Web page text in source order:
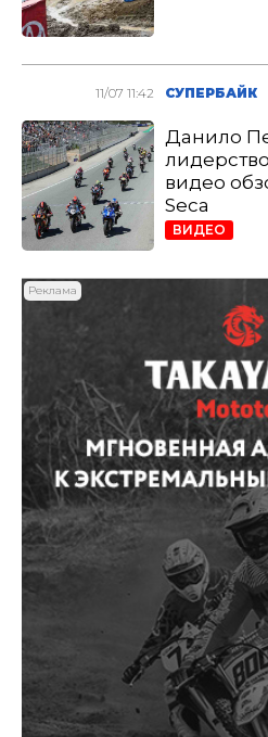
11/07 11:42 СУПЕРБАЙК
Данило
видео
Seca
ВИДЕО
Реклама